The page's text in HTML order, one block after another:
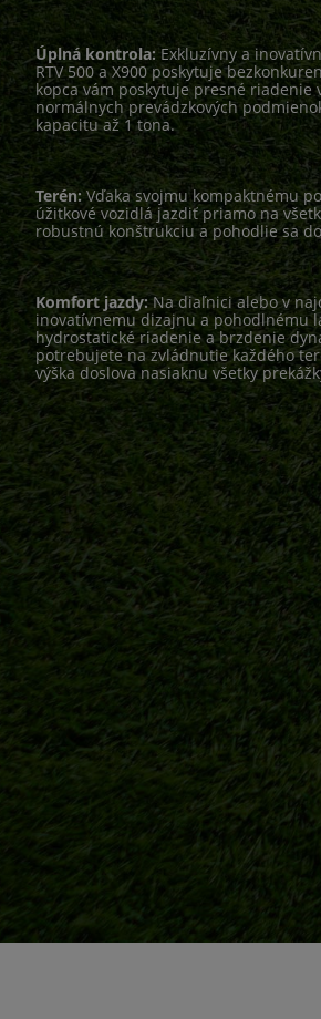
Úplná kontrola: Exkluzívny a
RTV 500 a X900 poskytuje
kopca vám poskytuje presné
normálnych prevádzkových
kapacitu až 1 tona.
Terén:Vďaka svojmu kompaktnému
úžitkové vozidlá jazdiť priamo na
robustnú konštrukciu a pohodlie sa
Komfort jazdy:Na diaľnici alebo v
inovatívnemu dizajnu a pohodlnému
hydrostatické riadenie a brzdenie
potrebujete na zvládnutie každého
výška doslova nasiaknu všetky